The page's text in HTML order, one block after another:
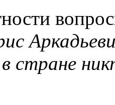
в стране